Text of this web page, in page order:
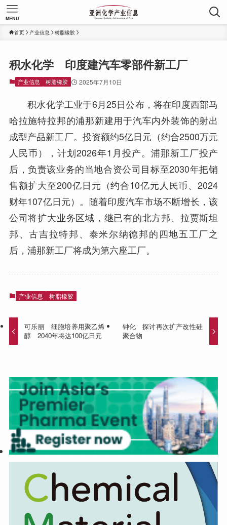
MENU
首页 产业信息 树脂橡胶
积水化学 印度建汽车零部件新工厂
产业信息 树脂橡胶 2025年7月10日
积水化学工业于6月25日公布，将在印度西部马
哈拉施特拉邦的浦那新建用于汽车内外装饰的射出
成型产品新工厂。投资额约5亿日元（约合2500万元
人民币），计划2026年1月投产。浦那新工厂投产
后，负责该业务的当地合资公司目标至2030年把销
售额扩大至200亿日元（约合10亿元人民币、2024
财年107亿日元）。随着印度汽车市场不断增长，该
公司将扩大业务区域，继已有的北方邦、拉贾斯坦
邦、古吉拉特邦、泰米尔纳德邦的四地五工厂之
后，浦那新工厂将成为第六座工厂。
产业信息 树脂橡胶
可乐丽 细胞培养用聚乙烯
醇 2040年将达100亿日元
钟化 探讨再次扩产改性硅
聚合物